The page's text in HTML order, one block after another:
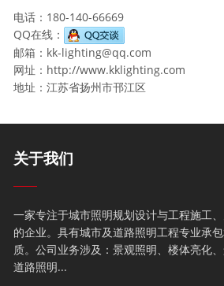
电话：180-140-66669
QQ在线：
邮箱：kk-lighting@qq.com
网址：http://www.kklighting.com
地址：江苏省扬州市邗江区
关于我们
一家专注于城市照明规划设计与工程施工
的企业。具有城市及道路照明工程专业承
质。公司业务涉及：景观照明、楼体亮化、
道路照明...